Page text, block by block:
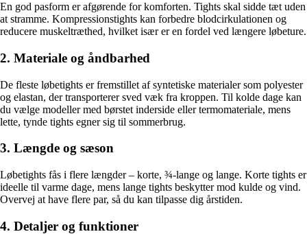
En god pasform er afgørende for komforten. Tights skal sidde tæt uden
at stramme. Kompressionstights kan forbedre blodcirkulationen og
reducere muskeltræthed, hvilket især er en fordel ved længere løbeture.
2. Materiale og åndbarhed
De fleste løbetights er fremstillet af syntetiske materialer som polyester
og elastan, der transporterer sved væk fra kroppen. Til kolde dage kan
du vælge modeller med børstet inderside eller termomateriale, mens
lette, tynde tights egner sig til sommerbrug.
3. Længde og sæson
Løbetights fås i flere længder – korte, ¾-lange og lange. Korte tights er
ideelle til varme dage, mens lange tights beskytter mod kulde og vind.
Overvej at have flere par, så du kan tilpasse dig årstiden.
4. Detaljer og funktioner